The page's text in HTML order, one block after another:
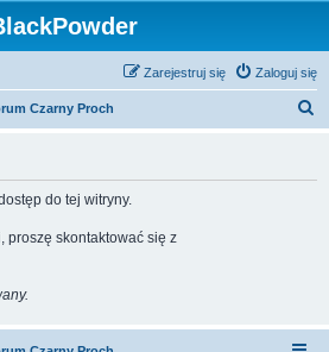
Zaloguj się
Zarejestruj się
Czarny Proch
do tej witryny.
proszę skontaktować się z